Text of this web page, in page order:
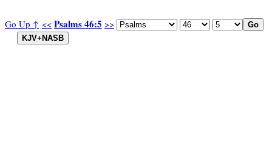
Go Up ↑ << Psalms 46:5 >>